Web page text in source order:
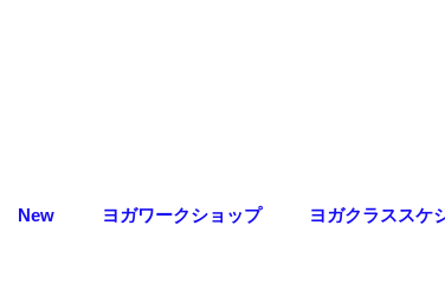
New ヨガワークショップ ヨガクラススケ